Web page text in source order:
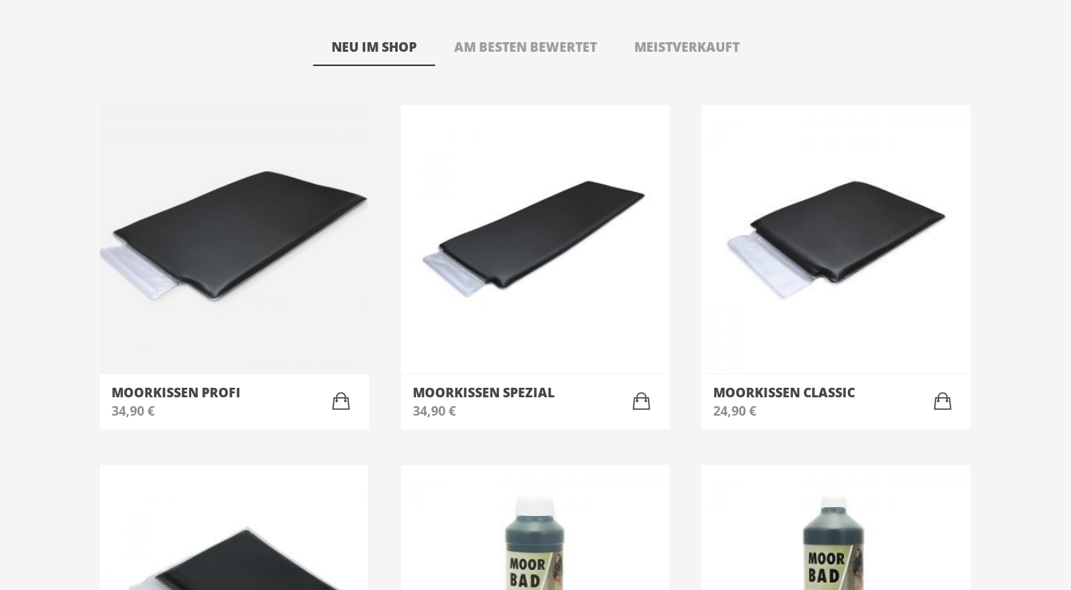
NEU IM SHOP AM BESTEN BEWERTET MEISTVERKAUFT
MOORKISSEN PROFI
34,90€
MOORKISSEN SPEZIAL
34,90€
MOORKISSEN CLASSIC
24,90€